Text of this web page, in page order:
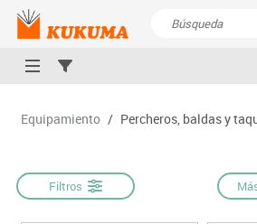
Equipamiento / Percheros, baldas y
Filtros